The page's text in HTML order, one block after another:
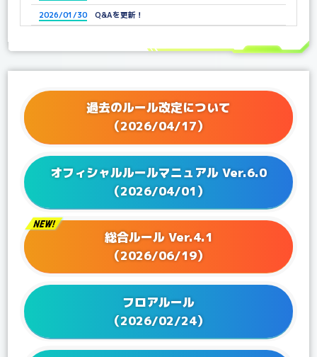
2026/01/30 Q&Aを更新！
2025/06/25
2025/06/13 Q&Aを更新！
Q&Aを更新！
2025/04/04 Q&Aを更新！
Q&Aを更新！
Q&Aを更新！
2025/01/24 Q&Aを更新！
Q&Aを更新！
Q&Aを更新！
過去のルール改定について
（2026/04/17）
オフィシャルルールマニュアル Ver.6.0
（2026/04/01）
総合ルール Ver.4.1
（2026/06/19）
フロアルール
（2026/02/24）